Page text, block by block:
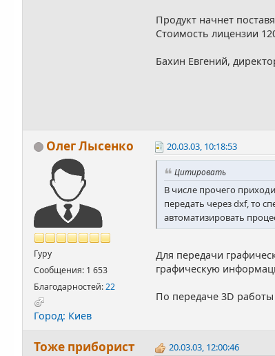
Продукт начнет
Стоимость лицензии
Бахин Евгений,
Олег Лысенко
Гуру
Сообщения: 1 653
Благодарностей:22
Город: Киев
20.03.03, 10:18:53
Цитировать
В числе прочего
передать через dxf, то
автоматизировать
Для передачи
графическую
По передаче 3D работы
Тоже приборист 20.03.03, 12:00:46